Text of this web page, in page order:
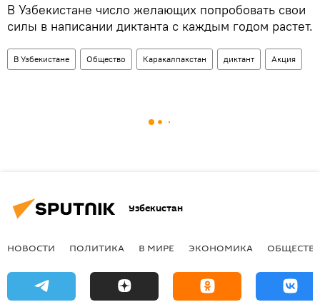
В Узбекистане число желающих попробовать свои
силы в написании диктанта с каждым годом растет.
В Узбекистане Общество Каракалпакстан диктант Акция
Узбекистан
НОВОСТИ ПОЛИТИКА В МИРЕ ЭКОНОМИКА